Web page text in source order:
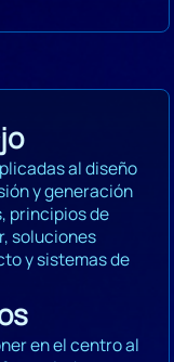
al diseño
y generación
principios de
soluciones
y sistemas de
en el centro al